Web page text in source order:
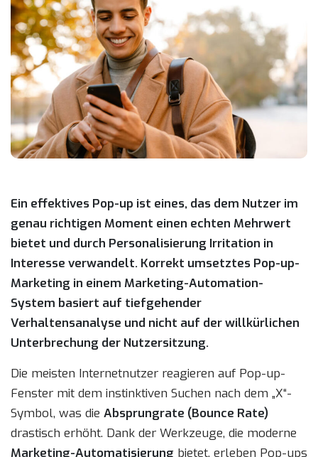
Ein effektives Pop-up ist eines, das dem Nutzer im
genau richtigen Moment einen echten Mehrwert
bietet und durch Personalisierung Irritation in
Interesse verwandelt. Korrekt umsetztes Pop-up-
Marketing in einem Marketing-Automation-
System basiert auf tiefgehender
Verhaltensanalyse und nicht auf der willkürlichen
Unterbrechung der Nutzersitzung.
Die meisten Internetnutzer reagieren auf Pop-up-
Fenster mit dem instinktiven Suchen nach dem „X“-
Symbol, was die Absprungrate (Bounce Rate)
drastisch erhöht. Dank der Werkzeuge, die moderne
Marketing-Automatisierung bietet, erleben Pop-ups